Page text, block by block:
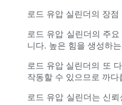
로드 유압 실린더의 장점
로드 유압 실린더의 주
니다. 높은 힘을 생성하
로드 유압 실린더의 또
작동할 수 있으므로 까
로드 유압 실린더는 신